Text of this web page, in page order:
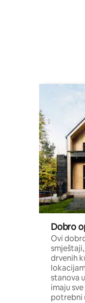
Dobro
Ovi
drvenih
stanova
imaju
potrebni